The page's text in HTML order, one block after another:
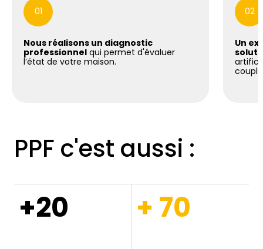
01
Nous réalisons un diagnostic
professionnel qui permet d'évaluer
l’état de votre maison.
02
Un
PPF c'est aussi :
+20 + 70